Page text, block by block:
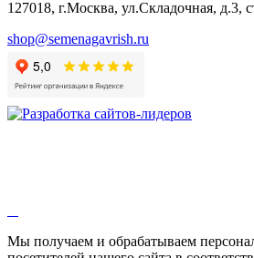
Валериана
Валерианелла
Гибискус лекарственный
Девясил
Душица
Змееголовник
Мыльнянка
127018, г.Москва, ул.Складочная, д.3,
shop@semenagavrish.ru
Мы получаем и обрабатываем